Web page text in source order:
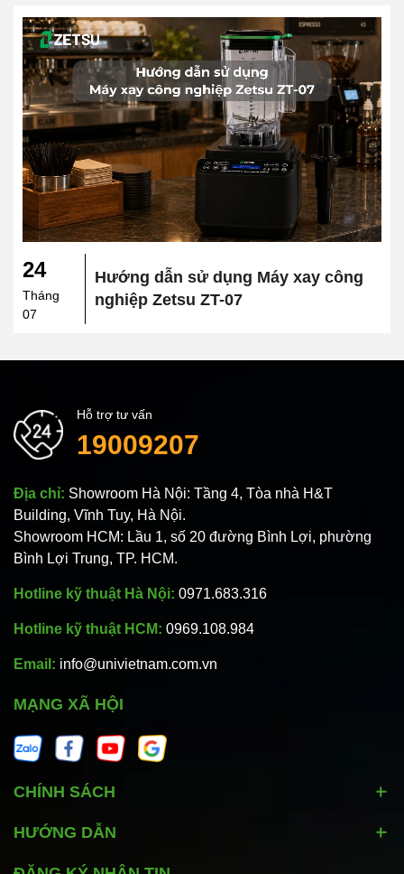
24
Tháng
07
Hướng dẫn sử dụng Máy xay công
nghiệp Zetsu ZT-07
Hỗ trợ tư vấn
19009207
Địa chỉ: Showroom Hà Nội: Tầng 4, Tòa nhà H&T
Building, Vĩnh Tuy, Hà Nội.
Showroom HCM: Lầu 1, số 20 đường Bình Lợi, phường
Bình Lợi Trung, TP. HCM.
Hotline kỹ thuật Hà Nội: 0971.683.316
Hotline kỹ thuật HCM: 0969.108.984
Email: info@univietnam.com.vn
MẠNG XÃ HỘI
CHÍNH SÁCH
HƯỚNG DẪN